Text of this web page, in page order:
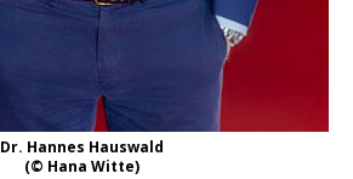
Dr. Hannes Hauswald
(© Hana Witte)